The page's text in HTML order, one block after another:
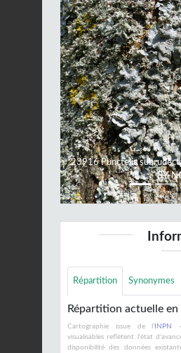
23916 Punctelia
BY-
Previous
Répartition Synonymes
Répartition actuelle
Cartographie issue de l' INPN
visualisables reflètent l'état
disponibilité des données